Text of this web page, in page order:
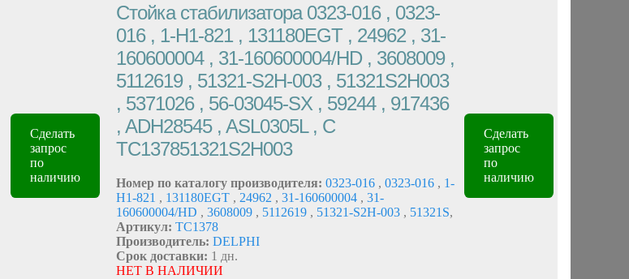
Сделать
запрос
по
наличию
Стойка стабилизатора 0323-016 , 0323-
016 , 1-H1-821 , 131180EGT , 24962 , 31-
160600004 , 31-160600004/HD , 3608009 ,
5112619 , 51321-S2H-003 , 51321S2H003
, 5371026 , 56-03045-SX , 59244 , 917436
, ADH28545 , ASL0305L , C
TC137851321S2H003
Номер по каталогу производителя: 0323-016 , 0323-016 , 1-
H1-821 , 131180EGT , 24962 , 31-160600004 , 31-
160600004/HD , 3608009 , 5112619 , 51321-S2H-003 , 51321S,
Артикул: TC1378
Производитель: DELPHI
Срок доставки: 1 дн.
НЕТ В НАЛИЧИИ
Сделать
запрос
по
наличию